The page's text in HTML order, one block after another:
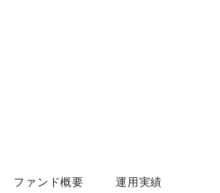
ファンド概要 運用実績